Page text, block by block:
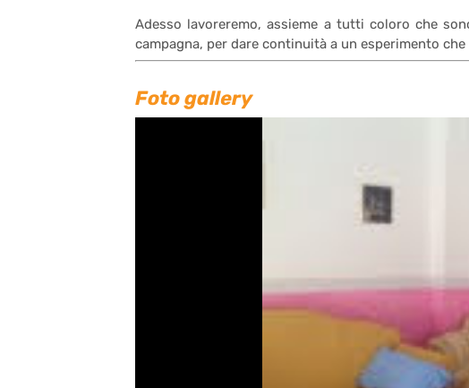
Adesso lavoreremo, assieme a tutti coloro che
campagna, per dare continuità a un esperimento
Foto gallery